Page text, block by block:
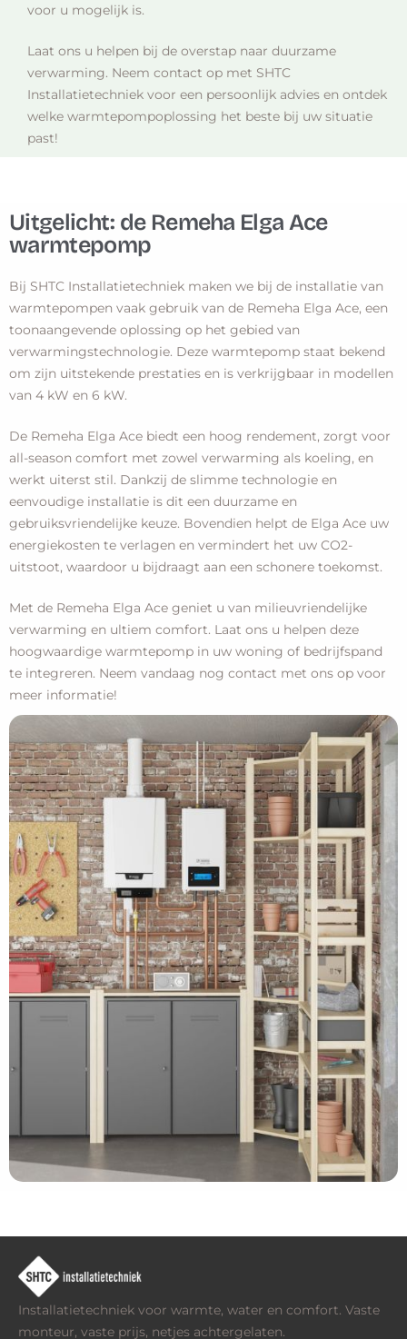
voor u mogelijk is.
Laat ons u helpen bij de overstap naar duurzame
verwarming. Neem contact op met SHTC
Installatietechniek voor een persoonlijk advies en ontdek
welke warmtepompoplossing het beste bij uw situatie
past!
Uitgelicht: de Remeha Elga Ace
warmtepomp
Bij SHTC Installatietechniek maken we bij de installatie van
warmtepompen vaak gebruik van de Remeha Elga Ace, een
toonaangevende oplossing op het gebied van
verwarmingstechnologie. Deze warmtepomp staat bekend
om zijn uitstekende prestaties en is verkrijgbaar in modellen
van 4 kW en 6 kW.
De Remeha Elga Ace biedt een hoog rendement, zorgt voor
all-season comfort met zowel verwarming als koeling, en
werkt uiterst stil. Dankzij de slimme technologie en
eenvoudige installatie is dit een duurzame en
gebruiksvriendelijke keuze. Bovendien helpt de Elga Ace uw
energiekosten te verlagen en vermindert het uw CO2-
uitstoot, waardoor u bijdraagt aan een schonere toekomst.
Met de Remeha Elga Ace geniet u van milieuvriendelijke
verwarming en ultiem comfort. Laat ons u helpen deze
hoogwaardige warmtepomp in uw woning of bedrijfspand
te integreren. Neem vandaag nog contact met ons op voor
meer informatie!
Installatietechniek voor warmte, water en comfort. Vaste
monteur, vaste prijs, netjes achtergelaten.